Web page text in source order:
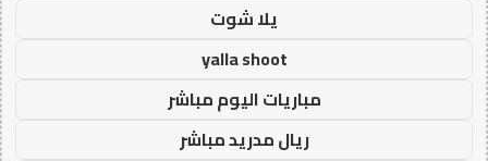
يلا شوت
yalla shoot
مباريات اليوم مباشر
ريال مدريد مباشر